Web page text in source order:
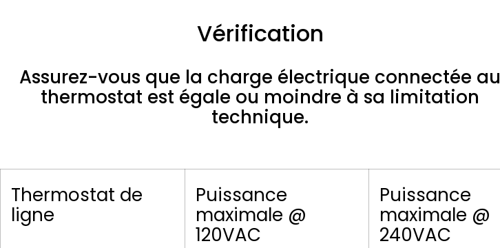
Vérification
Assurez-vous que la charge électrique connectée au
thermostat est égale ou moindre à sa limitation
technique.
Thermostat de
ligne
Puissance
maximale @
120VAC
Puissance
maximale @
240VAC